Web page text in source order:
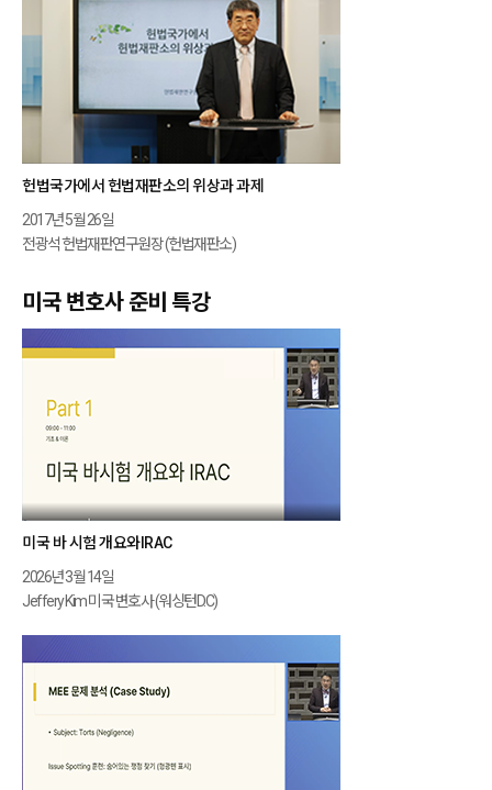
헌법국가에서 헌법재판소의 위상과 과제
2017년 5월 26일
전광석 헌법재판연구원장 (헌법재판소)
미국 변호사 준비 특강
미국 바 시험 개요와IRAC
2026년 3월 14일
Jeffery Kim 미국 변호사 (워싱턴D.C)